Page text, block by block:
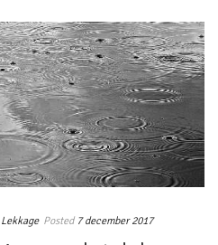
Lekkage Posted 7 december 2017